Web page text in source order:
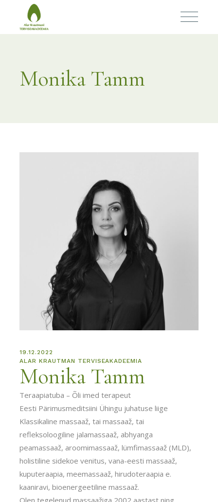
Monika Tamm
19.12.2022
ALAR KRAUTMAN TERVISEAKADEEMIA
Monika Tamm
Teraapiatuba – Õli imed terapeut
Eesti Pärimusmeditsiini Ühingu juhatuse liige
Klassikaline massaaž, tai massaaž, tai
refleksoloogiline jalamassaaž, abhyanga
peamassaaž, aroomimassaaž, lümfimassaaž (MLD),
holistiline sidekoe venitus, vana-eesti massaaž,
kuputeraapia, meemassaaž, hirudoteraapia e.
kaaniravi, bioenergeetiline massaaž.
Olen tegelenud massaažiga 2002 aastast ning